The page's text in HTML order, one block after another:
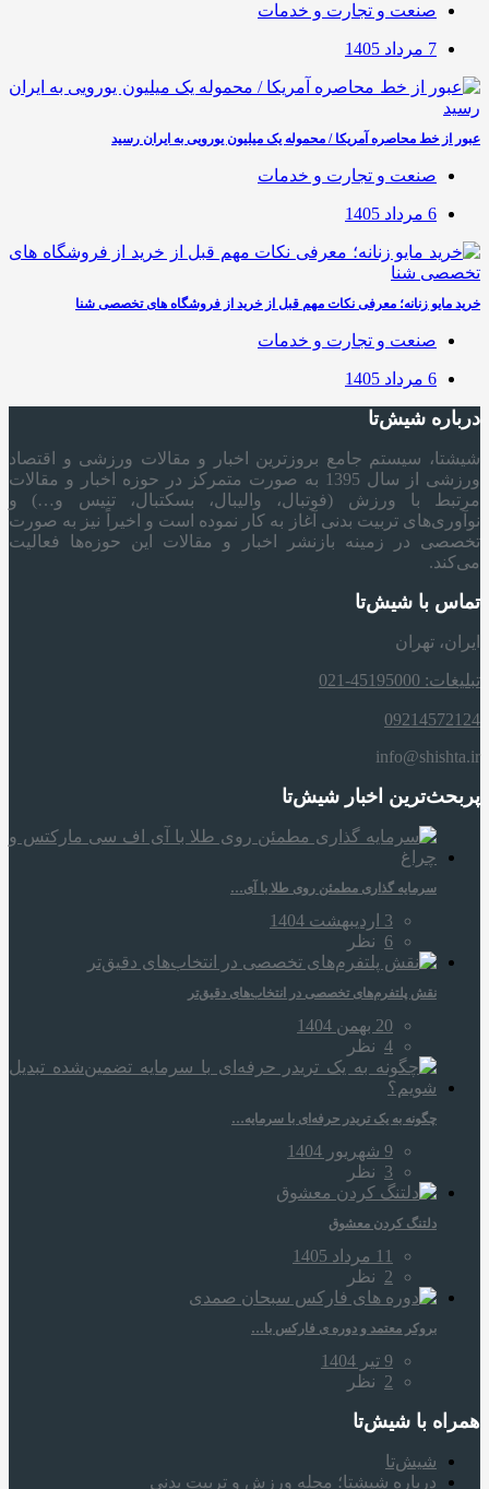
صنعت و تجارت و خدمات
7 مرداد 1405
عبور از خط محاصره آمریکا / محموله یک میلیون یورویی به ایران رسید
صنعت و تجارت و خدمات
6 مرداد 1405
خرید مایو زنانه؛ معرفی نکات مهم قبل از خرید از فروشگاه های تخصصی شنا
صنعت و تجارت و خدمات
6 مرداد 1405
درباره شیش‌تا
شیشتا، سیستم جامع بروزترین اخبار و مقالات ورزشی و اقتصاد
ورزشی از سال 1395 به صورت متمرکز در حوزه اخبار و مقالات
مرتبط با ورزش (فوتبال، والیبال، بسکتبال، تنیس و…) و
نوآوری‌های تربیت بدنی آغاز به کار نموده است و اخیراً نیز به صورت
تخصصی در زمینه بازنشر اخبار و مقالات این حوزه‌ها فعالیت
می‌کند.
تماس با شیش‌تا
ایران، تهران
تبلیغات: 45195000-021
09214572124
info@shishta.ir
پربحث‌ترین اخبار شیش‌تا
سرمایه‌ گذاری مطمئن روی طلا با آی…
3 اردیبهشت 1404
6 نظر
نقش پلتفرم‌های تخصصی در انتخاب‌های دقیق‌تر
20 بهمن 1404
4 نظر
چگونه به یک تریدر حرفه‌ای با سرمایه…
9 شهریور 1404
3 نظر
دلتنگ کردن معشوق
11 مرداد 1405
2 نظر
بروکر معتمد و دوره‌ ی فارکس با…
9 تیر 1404
2 نظر
همراه‌ با شیش‌تا
شیش‌تا
درباره شیشتا؛ مجله ورزش و تربیت بدنی